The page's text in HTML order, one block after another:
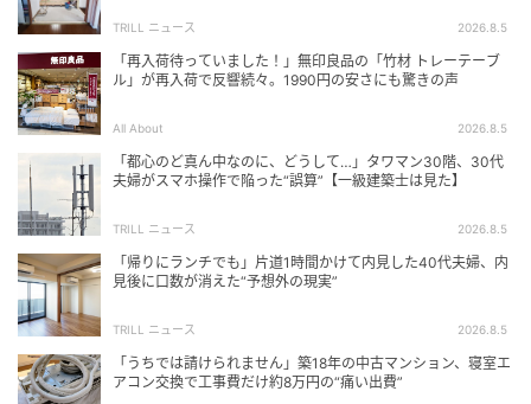
TRILL ニュース 2026.8.5
「再入荷待っていました！」無印良品の「竹材 トレーテーブ
ル」が再入荷で反響続々。1990円の安さにも驚きの声
All About 2026.8.5
「都心のど真ん中なのに、どうして…」タワマン30階、30代
夫婦がスマホ操作で陥った“誤算”【一級建築士は見た】
TRILL ニュース 2026.8.5
「帰りにランチでも」片道1時間かけて内見した40代夫婦、内
見後に口数が消えた“予想外の現実”
TRILL ニュース 2026.8.5
「うちでは請けられません」築18年の中古マンション、寝室エ
アコン交換で工事費だけ約8万円の“痛い出費”